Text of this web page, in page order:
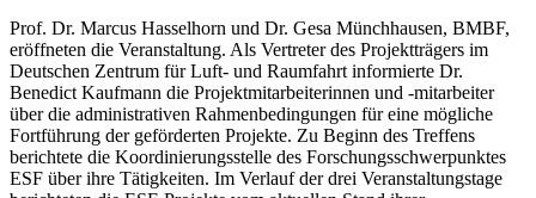
Prof. Dr. Marcus Hasselhorn und Dr. Gesa Münchhausen, BMBF,
eröffneten die Veranstaltung. Als Vertreter des Projektträgers im
Deutschen Zentrum für Luft- und Raumfahrt informierte Dr.
Benedict Kaufmann die Projektmitarbeiterinnen und -mitarbeiter
über die administrativen Rahmenbedingungen für eine mögliche
Fortführung der geförderten Projekte. Zu Beginn des Treffens
berichtete die Koordinierungsstelle des Forschungsschwerpunktes
ESF über ihre Tätigkeiten. Im Verlauf der drei Veranstaltungstage